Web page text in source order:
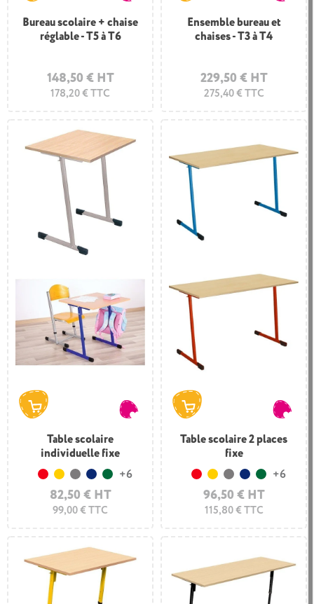
Bureau scolaire + chaise
réglable - T5 à T6
148,50 € HT
178,20 € TTC
Ensemble bureau et
chaises - T3 à T4
229,50 € HT
275,40 € TTC
Table scolaire
individuelle fixe
82,50 € HT
99,00 € TTC
RougeJaune
GrisBleu foncé
Vert foncé
+6
Table scolaire 2 places
fixe
96,50 € HT
115,80 € TTC
RougeJaune
GrisBleu foncé
Vert foncé
+6